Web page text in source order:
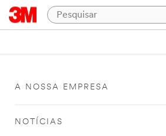
A NOSSA EMPRESA
NOTÍCIAS